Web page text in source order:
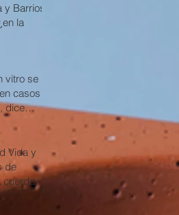
y Barrios
la
vitro se
casos
dice
Vida y
de
cuerda